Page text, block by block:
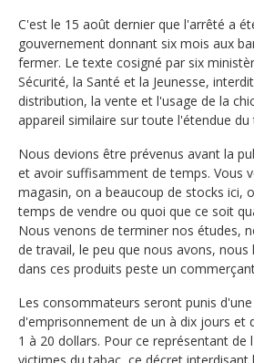
C'est le 15 août dernier que l'arrêté a
gouvernement donnant six mois aux
fermer. Le texte cosigné par six
Sécurité, la Santé et la Jeunesse,
distribution, la vente et l'usage de la
appareil similaire sur toute l'étendue
Nous devions être prévenus avant la
et avoir suffisamment de temps. Vous
magasin, on a beaucoup de stocks ici,
temps de vendre ou quoi que ce soit
Nous venons de terminer nos études,
de travail, le peu que nous avons, nous
dans ces produits peste un
Les consommateurs seront punis
d'emprisonnement de un à dix jours et
1 à 20 dollars. Pour ce représentant de